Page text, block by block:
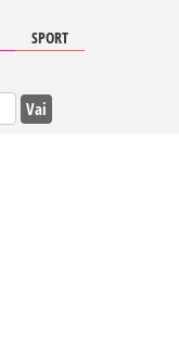
SPORT
Vai